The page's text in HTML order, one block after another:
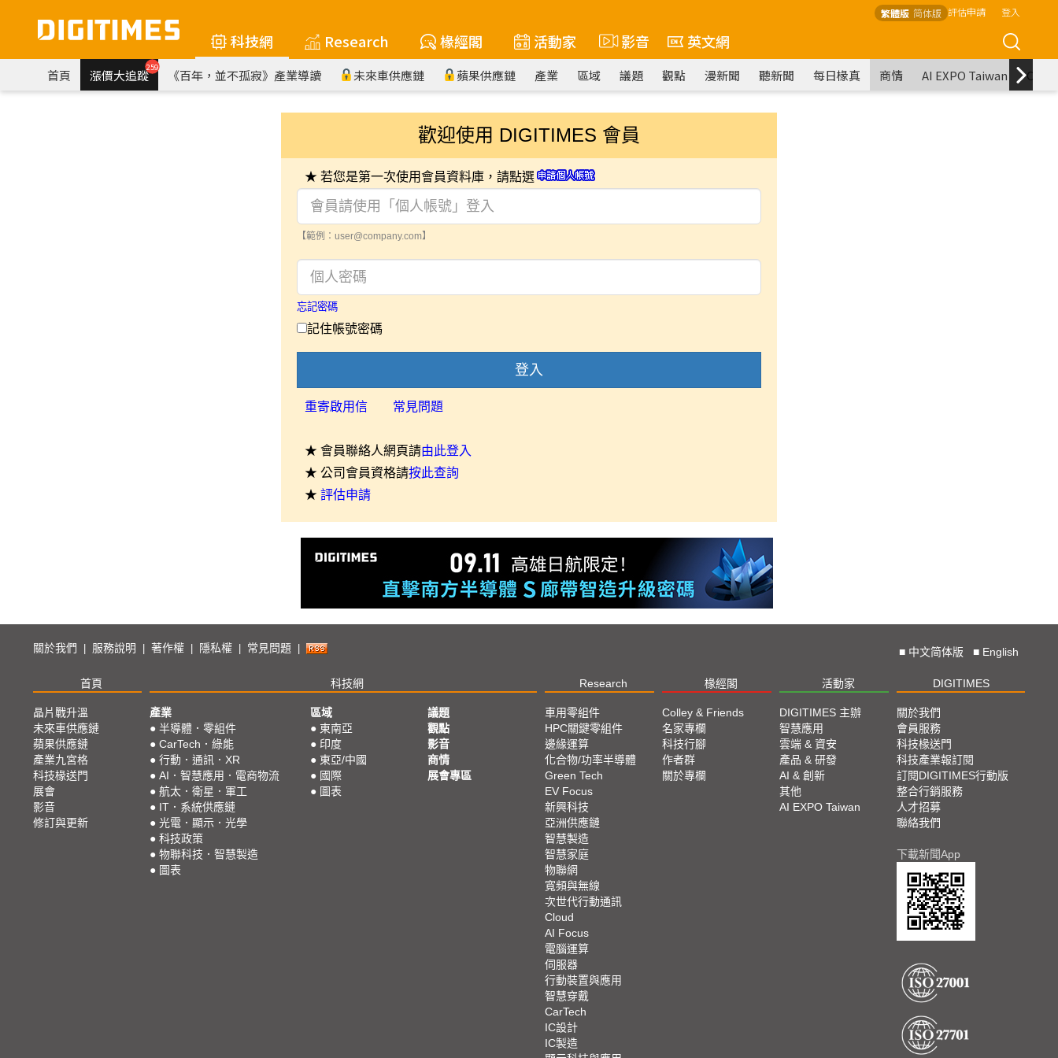
繁體版 简体版 評估申請 登入
科技網 Research 椽經閣 活動家 影音 英文網
首頁 漲價大追蹤259 《百年，並不孤寂》產業導讀 未來車供應鏈 蘋果供應鏈 產業 區域 議題 觀點 漫新聞 聽新聞 每日椽真 商情 AI EXPO Taiwan
歡迎使用 DIGITIMES 會員
★ 若您是第一次使用會員資料庫，請點選
【範例：user@company.com】
忘記密碼
記住帳號密碼
登入
重寄啟用信 常見問題
★ 會員聯絡人網頁請由此登入
★ 公司會員資格請按此查詢
★ 評估申請
關於我們 服務說明 著作權 隱私權 常見問題 ■ 中文简体版 ■ English
首頁 科技網 Research 椽經閣 活動家 DIGITIMES
晶片戰升溫
未來車供應鏈
蘋果供應鏈
產業九宮格
科技椽送門
展會
影音
修訂與更新
產業
● 半導體．零組件
● CarTech．綠能
● 行動．通訊．XR
● AI．智慧應用．電商物流
● 航太．衛星．軍工
● IT．系統供應鏈
● 光電．顯示．光學
● 科技政策
● 物聯科技．智慧製造
● 圖表
區域
● 東南亞
● 印度
● 東亞/中國
● 國際
● 圖表
議題
觀點
影音
商情
展會專區
車用零組件
HPC關鍵零組件
邊緣運算
化合物/功率半導體
Green Tech
EV Focus
新興科技
亞洲供應鏈
智慧製造
智慧家庭
物聯網
寬頻與無線
次世代行動通訊
Cloud
AI Focus
電腦運算
伺服器
行動裝置與應用
智慧穿戴
CarTech
IC設計
IC製造
Colley & Friends
名家專欄
科技行腳
作者群
關於專欄
DIGITIMES 主辦
智慧應用
雲端 & 資安
產品 & 研發
AI & 創新
其他
AI EXPO Taiwan
關於我們
會員服務
科技椽送門
科技產業報訂閱
訂閱DIGITIMES行動版
整合行銷服務
人才招募
聯絡我們
下載新聞App